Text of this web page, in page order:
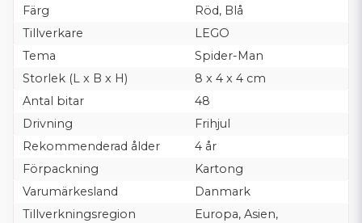
Färg
Röd, Blå
Tillverkare
LEGO
Tema
Spider-Man
Storlek (L x B x H)
8 x 4 x 4 cm
Antal bitar
48
Drivning
Frihjul
Rekommenderad ålder
4 år
Förpackning
Kartong
Varumärkesland
Danmark
Tillverkningsregion
Europa, Asien,